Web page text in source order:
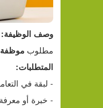
وصف الوظيفة:
مطلوب موظفة Call Center
المتطلبات:
- لبقة في
- خبرة أو